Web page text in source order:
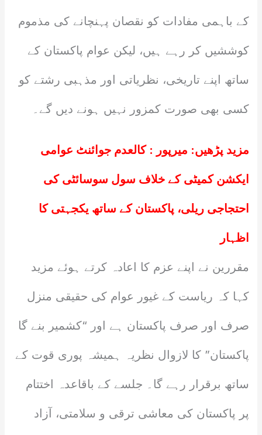
کے باہمی مفادات کو نقصان پہنچانے کی مذموم
کوششیں کر رہے ہیں، لیکن عوام پاکستان کے
ساتھ اپنے تاریخی، نظریاتی اور مذہبی رشتے کو
کسی بھی صورت کمزور نہیں ہونے دیں گے۔
مزید پڑھیں: میرپور : کالعدم جوائنٹ عوامی
ایکشن کمیٹی کے خلاف سول سوسائٹی کی
احتجاجی ریلی، پاکستان کے ساتھ یکجہتی کا
اظہار
مقررین نے اپنے عزم کا اعادہ کرتے ہوئے مزید
کہا کہ ریاست کے غیور عوام کی حقیقی منزل
صرف اور صرف پاکستان ہے اور “کشمیر بنے گا
پاکستان” کا لازوال نظریہ ہمیشہ پوری قوت کے
ساتھ برقرار رہے گا۔ جلسے کے باقاعدہ اختتام
پر پاکستان کی معاشی ترقی و سلامتی، آزاد